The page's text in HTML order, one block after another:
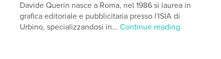
Davide Querin nasce a Roma, nel 1986 si laurea in
grafica editoriale e pubblicitaria presso l'ISIA di
Urbino, specializzandosi in...Continue reading